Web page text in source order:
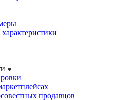
продавцов